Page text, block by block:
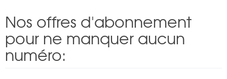
Nos offres d'abonnement
pour ne manquer aucun
numéro: